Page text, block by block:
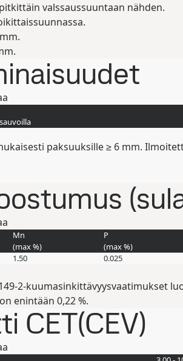
valssaussuuntaan nähden.
paksuuksille ≥ 6 mm.
Mn
(max%)
P
(max%)
1.50 0.025
2-kuumasinkittävyysvaatimukset
enintään 0,22 %.
CET(CEV)